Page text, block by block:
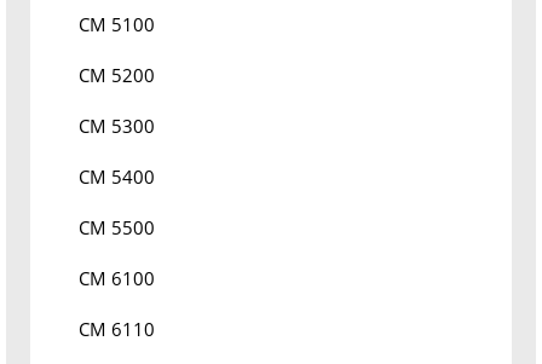
CM 5100
CM 5200
CM 5300
CM 5400
CM 5500
CM 6100
CM 6110